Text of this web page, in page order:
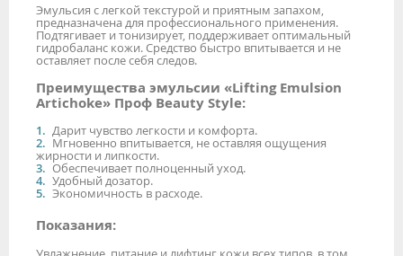
Эмульсия с легкой текстурой и приятным запахом,
предназначена для профессионального применения.
Подтягивает и тонизирует, поддерживает оптимальный
гидробаланс кожи. Средство быстро впитывается и не
оставляет после себя следов.
Преимущества эмульсии «Lifting Emulsion
Artichoke» Проф Beauty Style:
Дарит чувство легкости и комфорта.
Мгновенно впитывается, не оставляя ощущения
жирности и липкости.
Обеспечивает полноценный уход.
Удобный дозатор.
Экономичность в расходе.
Показания: